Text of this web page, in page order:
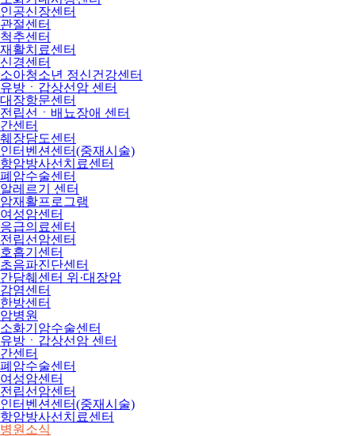
인공신장센터
관절센터
척추센터
재활치료센터
신경센터
소아청소년 정신건강센터
유방ㆍ갑상선암 센터
대장항문센터
전립선ㆍ배뇨장애 센터
간센터
췌장담도센터
인터벤션센터(중재시술)
항암방사선치료센터
폐암수술센터
알레르기 센터
암재활프로그램
여성암센터
응급의료센터
전립선암센터
호흡기센터
초음파진단센터
간담췌센터 위·대장암
감염센터
한방센터
암병원
소화기암수술센터
유방ㆍ갑상선암 센터
간센터
폐암수술센터
여성암센터
전립선암센터
인터벤션센터(중재시술)
항암방사선치료센터
병원소식